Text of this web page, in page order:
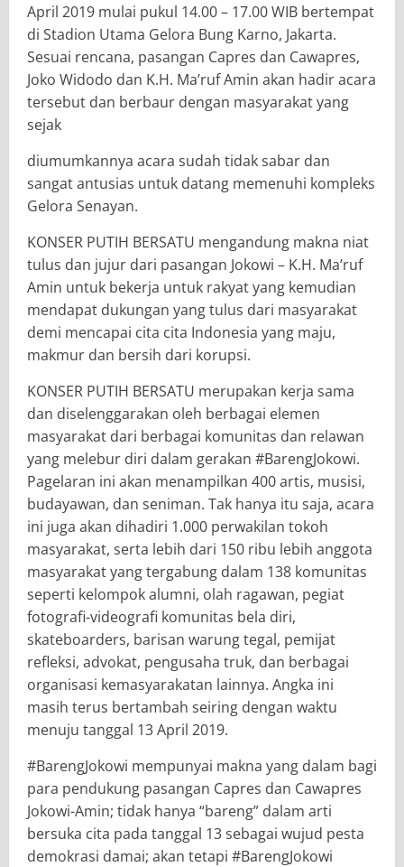
April 2019 mulai pukul 14.00 – 17.00 WIB bertempat
di Stadion Utama Gelora Bung Karno, Jakarta.
Sesuai rencana, pasangan Capres dan Cawapres,
Joko Widodo dan K.H. Ma’ruf Amin akan hadir acara
tersebut dan berbaur dengan masyarakat yang
sejak
diumumkannya acara sudah tidak sabar dan
sangat antusias untuk datang memenuhi kompleks
Gelora Senayan.
KONSER PUTIH BERSATU mengandung makna niat
tulus dan jujur dari pasangan Jokowi – K.H. Ma’ruf
Amin untuk bekerja untuk rakyat yang kemudian
mendapat dukungan yang tulus dari masyarakat
demi mencapai cita cita Indonesia yang maju,
makmur dan bersih dari korupsi.
KONSER PUTIH BERSATU merupakan kerja sama
dan diselenggarakan oleh berbagai elemen
masyarakat dari berbagai komunitas dan relawan
yang melebur diri dalam gerakan #BarengJokowi.
Pagelaran ini akan menampilkan 400 artis, musisi,
budayawan, dan seniman. Tak hanya itu saja, acara
ini juga akan dihadiri 1.000 perwakilan tokoh
masyarakat, serta lebih dari 150 ribu lebih anggota
masyarakat yang tergabung dalam 138 komunitas
seperti kelompok alumni, olah ragawan, pegiat
fotografi-videografi komunitas bela diri,
skateboarders, barisan warung tegal, pemijat
refleksi, advokat, pengusaha truk, dan berbagai
organisasi kemasyarakatan lainnya. Angka ini
masih terus bertambah seiring dengan waktu
menuju tanggal 13 April 2019.
#BarengJokowi mempunyai makna yang dalam bagi
para pendukung pasangan Capres dan Cawapres
Jokowi-Amin; tidak hanya “bareng” dalam arti
bersuka cita pada tanggal 13 sebagai wujud pesta
demokrasi damai; akan tetapi #BarengJokowi